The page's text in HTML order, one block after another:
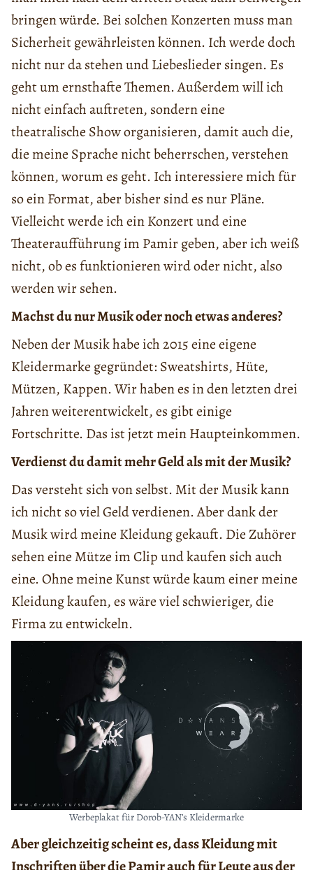
bringen würde. Bei solchen Konzerten muss man
Sicherheit gewährleisten können. Ich werde doch
nicht nur da stehen und Liebeslieder singen. Es
geht um ernsthafte Themen. Außerdem will ich
nicht einfach auftreten, sondern eine
theatralische Show organisieren, damit auch die,
die meine Sprache nicht beherrschen, verstehen
können, worum es geht. Ich interessiere mich für
so ein Format, aber bisher sind es nur Pläne.
Vielleicht werde ich ein Konzert und eine
Theateraufführung im Pamir geben, aber ich weiß
nicht, ob es funktionieren wird oder nicht, also
werden wir sehen.
Machst du nur Musik oder noch etwas anderes?
Neben der Musik habe ich 2015 eine eigene
Kleidermarke gegründet: Sweatshirts, Hüte,
Mützen, Kappen. Wir haben es in den letzten drei
Jahren weiterentwickelt, es gibt einige
Fortschritte. Das ist jetzt mein Haupteinkommen.
Verdienst du damit mehr Geld als mit der Musik?
Das versteht sich von selbst. Mit der Musik kann
ich nicht so viel Geld verdienen. Aber dank der
Musik wird meine Kleidung gekauft. Die Zuhörer
sehen eine Mütze im Clip und kaufen sich auch
eine. Ohne meine Kunst würde kaum einer meine
Kleidung kaufen, es wäre viel schwieriger, die
Firma zu entwickeln.
Werbeplakat für Dorob-YAN’s Kleidermarke
Aber gleichzeitig scheint es, dass Kleidung mit
Inschriften über die Pamir auch für Leute aus der